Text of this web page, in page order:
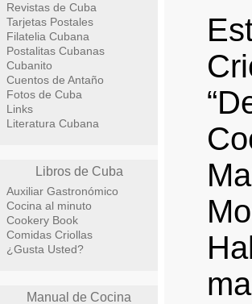
Revistas de Cuba
Tarjetas Postales
Filatelia Cubana
Postalitas Cubanas
Cubanito
Cuentos de Antaño
Fotos de Cuba
Links
Literatura Cubana
Libros de Cuba
Auxiliar Gastronómico
Cocina al minuto
Cookery Book
Comidas Criollas
¿Gusta Usted?
Manual de Cocina